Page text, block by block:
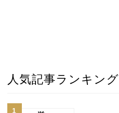
人気記事ランキング